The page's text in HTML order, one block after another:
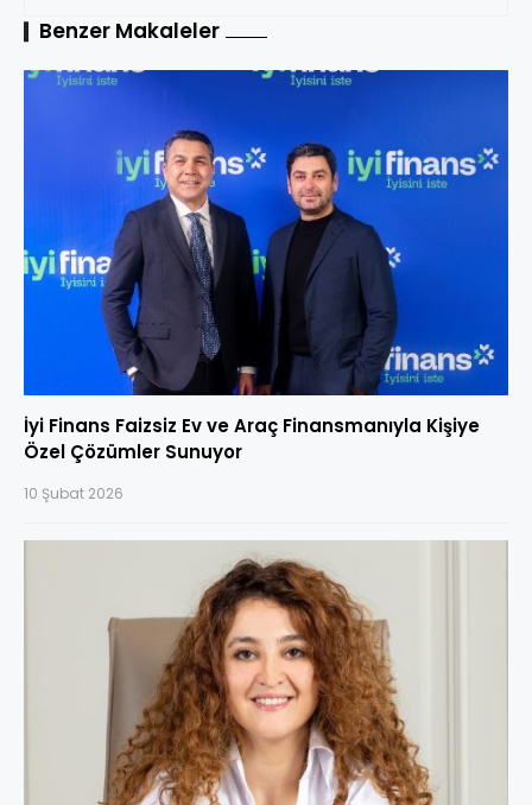
Benzer Makaleler
İyi Finans Faizsiz Ev ve Araç Finansmanıyla Kişiye
Özel Çözümler Sunuyor
10 Şubat 2026